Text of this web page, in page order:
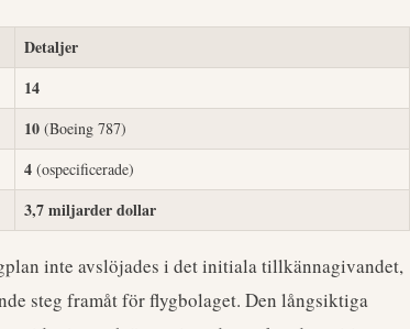
Detaljer
14
10 (Boeing 787)
4 (ospecificerade)
3,7 miljarder dollar
inte avslöjades i det initiala tillkännagivandet,
steg framåt för flygbolaget. Den långsiktiga